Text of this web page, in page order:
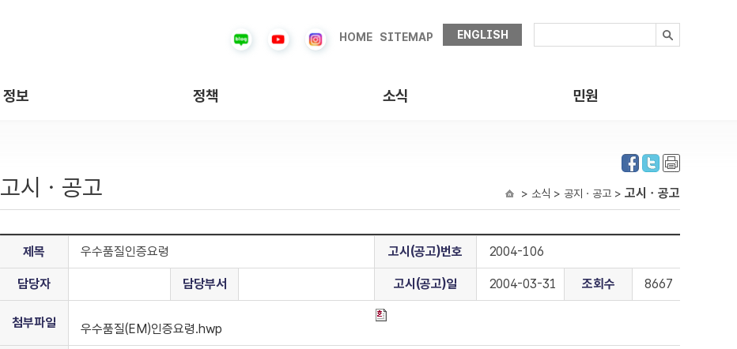
HOME SITEMAP ENGLISH
정보 정책 소식 민원
고시ㆍ공고 > 소식 > 공지ㆍ공고 > 고시ㆍ공고
제목 우수품질인증요령 고시(공고)번호 2004-106
담당자 담당부서 고시(공고)일 2004-03-31 조회수 8667
첨부파일 우수품질(EM)인증요령.hwp